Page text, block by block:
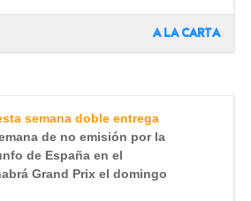
A LA CARTA
semana doble entrega
de no emisión por la
de España en el
Grand Prix el domingo